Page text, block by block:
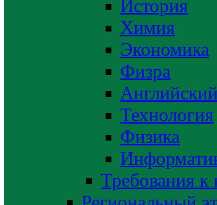
История
Химия
Экономика
Физра
Технология
Физика
Требования